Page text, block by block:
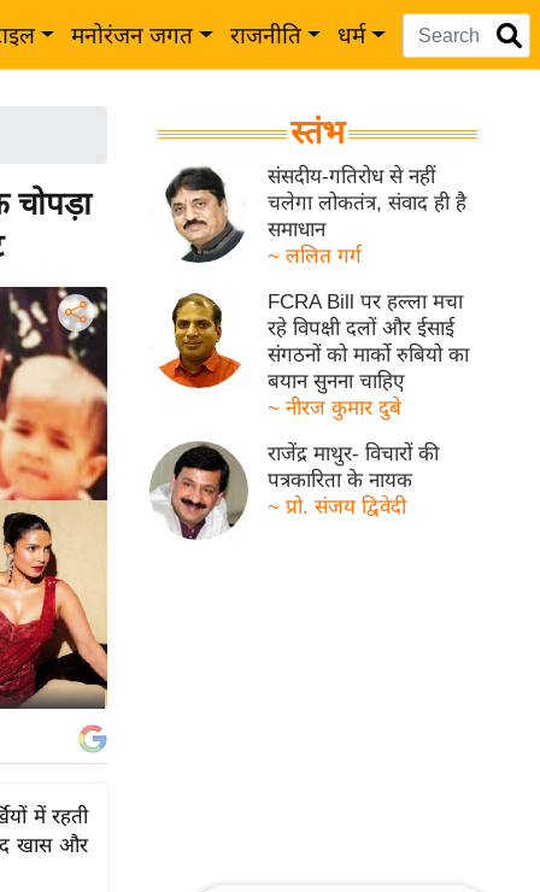
मनोरंजन जगत राजनीति धर्म
में रहती
खास और
स्तंभ
संसदीय-गतिरोध से नहीं
चलेगा लोकतंत्र, संवाद ही है
समाधान
~ ललित गर्ग
FCRA Bill पर हल्ला मचा
रहे विपक्षी दलों और ईसाई
संगठनों को मार्को रुबियो का
बयान सुनना चाहिए
~ नीरज कुमार दुबे
राजेंद्र माथुर- विचारों की
पत्रकारिता के नायक
~ प्रो. संजय द्विवेदी